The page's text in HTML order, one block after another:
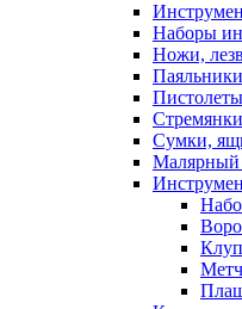
Наборы
Ножи,
Сумки,
Малярный